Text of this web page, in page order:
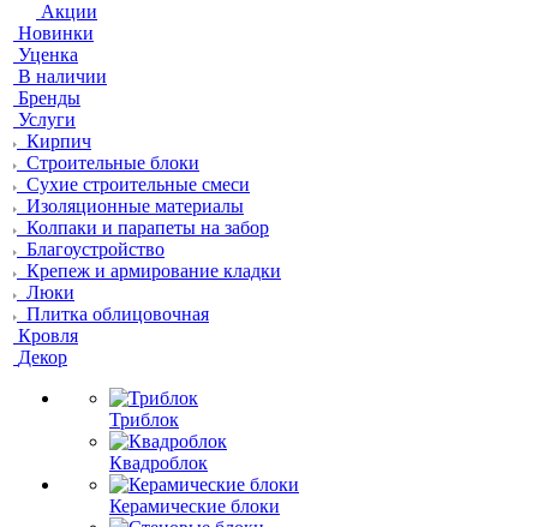
Акции
Новинки
Уценка
В наличии
Бренды
Услуги
Кирпич
Строительные блоки
Сухие строительные смеси
Изоляционные материалы
Колпаки и парапеты на забор
Благоустройство
Крепеж и армирование кладки
Люки
Плитка облицовочная
Кровля
Декор
Триблок
Квадроблок
Керамические блоки